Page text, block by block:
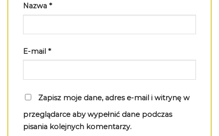
Nazwa *
E-mail *
Zapisz moje dane, adres e-mail i witrynę w
przeglądarce aby wypełnić dane podczas
pisania kolejnych komentarzy.